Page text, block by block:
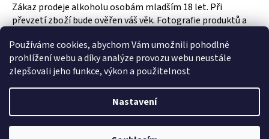
Používáme cookies, abychom Vám umožnili pohodlné
prohlížení webu a díky analýze provozu webu neustále
zlepšovali jeho funkce, výkon a použitelnost
Nastavení
Zákaz prodeje alkoholu osobám mladším 18 let. Při
převzetí zboží bude ověřen váš věk. Fotografie produktů a
Copyright 2026Vinotéka & Alkotéka Style. Všechna práva